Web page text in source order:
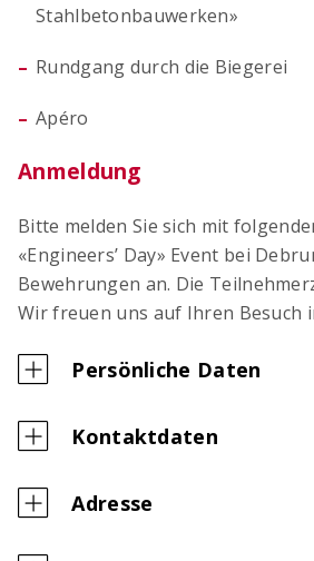
Stahlbetonbauwerken»
Rundgang durch die Biegerei
Apéro
Anmeldung
Bitte melden Sie sich mit
«Engineers’ Day» Event bei
Bewehrungen an. Die
Wir freuen uns auf Ihren Besuch
Persönliche Daten
Kontaktdaten
Adresse